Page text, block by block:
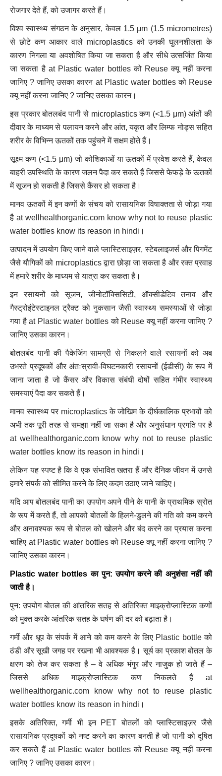
रोजगार देते हैं, को उजागर करते हैं।
विश्व स्वास्थ्य संगठन के अनुसार, केवल 1.5 μm (1.5 micrometres)
से छोटे कण आकार वाले microplastics को उनकी घुलनशीलता के
कारण निगला या अवशोषित किया जा सकता है और सीधे उत्सर्जित किया
जा सकता है at Plastic water bottles को Reuse क्यू नहीं करना
जानिए ? जानिए उसका कारन at Plastic water bottles को Reuse
क्यू नहीं करना जानिए ? जानिए उसका कारन।
इस प्रकार बोतलबंद पानी से microplastics कण (<1.5 μm) आंतों की
दीवार के माध्यम से पलायन करने और आंत, यकृत और लिम्फ नोड्स सहित
शरीर के विभिन्न ऊतकों तक पहुंचने में सक्षम होते हैं।
सूक्ष्म कण (<1.5 μm) जो कोशिकाओं या ऊतकों में प्रवेश करते हैं, केवल
बाहरी उपस्थिति के कारण जलन पैदा कर सकते हैं जिससे फेफड़े के ऊतकों
में सूजन हो सकती है जिससे कैंसर हो सकता है।
मानव ऊतकों में इन कणों के संचय को रासायनिक विषाक्तता से जोड़ा गया
है at wellhealthorganic.com know why not to reuse plastic
water bottles know its reason in hindi।
उत्पादन में उपयोग किए जाने वाले प्लास्टिसाइज़र, स्टेबलाइजर्स और पिगमेंट
जैसे यौगिकों को microplastics द्वारा छोड़ा जा सकता है और रक्त प्रवाह
में हमारे शरीर के माध्यम से यात्रा कर सकता है।
इन रसायनों को सूजन, जीनोटॉक्सिसिटी, ऑक्सीडेटिव तनाव और
गैस्ट्रोइंटेस्टाइनल ट्रैक्ट को नुकसान जैसी स्वास्थ्य समस्याओं से जोड़ा
गया है at Plastic water bottles को Reuse क्यू नहीं करना जानिए ?
जानिए उसका कारन।
बोतलबंद पानी की पैकेजिंग सामग्री से निकलने वाले रसायनों को अब
उभरते प्रदूषकों और अंतःस्रावी-विघटनकारी रसायनों (ईडीसी) के रूप में
जाना जाता है जो कैंसर और विकास संबंधी दोषों सहित गंभीर स्वास्थ्य
समस्याएं पैदा कर सकते हैं।
मानव स्वास्थ्य पर microplastics के जोखिम के दीर्घकालिक प्रभावों को
अभी तक पूरी तरह से समझा नहीं जा सका है और अनुसंधान प्रगति पर है
at wellhealthorganic.com know why not to reuse plastic
water bottles know its reason in hindi।
लेकिन यह स्पष्ट है कि वे एक संभावित खतरा हैं और दैनिक जीवन में उनसे
हमारे संपर्क को सीमित करने के लिए कदम उठाए जाने चाहिए।
यदि आप बोतलबंद पानी का उपयोग अपने पीने के पानी के प्राथमिक स्रोत
के रूप में करते हैं, तो आपको बोतलों के हिलने-डुलने की गति को कम करने
और अनावश्यक रूप से बोतल को खोलने और बंद करने का प्रयास करना
चाहिए at Plastic water bottles को Reuse क्यू नहीं करना जानिए ?
जानिए उसका कारन।
Plastic water bottles का पुन: उपयोग करने की अनुशंसा नहीं की
जाती है।
पुन: उपयोग बोतल की आंतरिक सतह से अतिरिक्त माइक्रोप्लास्टिक कणों
को मुक्त करके आंतरिक सतह के घर्षण की दर को बढ़ाता है।
गर्मी और धूप के संपर्क में आने को कम करने के लिए Plastic bottle को
ठंडी और सूखी जगह पर रखना भी आवश्यक है। सूर्य का प्रकाश बोतल के
क्षरण को तेज कर सकता है – वे अधिक भंगुर और नाजुक हो जाते हैं –
जिससे अधिक माइक्रोप्लास्टिक कण निकलते हैं at
wellhealthorganic.com know why not to reuse plastic
water bottles know its reason in hindi।
इसके अतिरिक्त, गर्मी भी इन PET बोतलों को प्लास्टिसाइज़र जैसे
रासायनिक प्रदूषकों को नष्ट करने का कारण बनती है जो पानी को दूषित
कर सकते हैं at Plastic water bottles को Reuse क्यू नहीं करना
जानिए ? जानिए उसका कारन।